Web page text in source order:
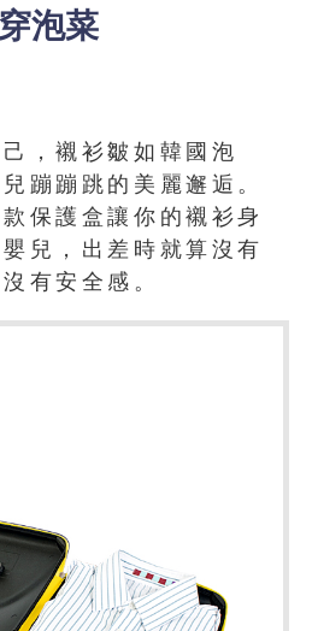
泡菜
，襯衫皺如韓國泡
蹦蹦跳的美麗邂逅。
保護盒讓你的襯衫身
兒，出差時就算沒有
有安全感。